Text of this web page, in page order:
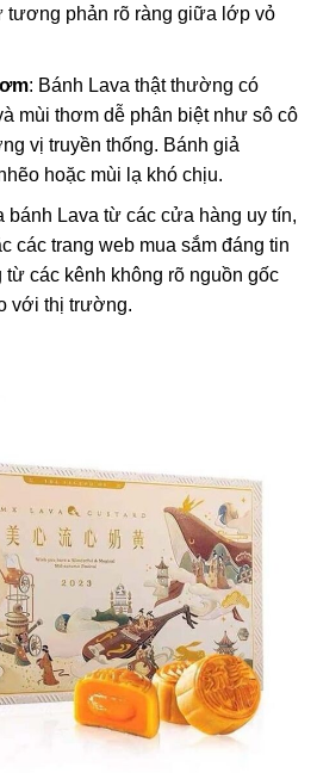
tương phản rõ ràng giữa lớp vỏ
: Bánh Lava thật thường có
mùi thơm dễ phân biệt như sô cô
vị truyền thống. Bánh giả
hoặc mùi lạ khó chịu.
bánh Lava từ các cửa hàng uy tín,
các trang web mua sắm đáng tin
từ các kênh không rõ nguồn gốc
với thị trường.